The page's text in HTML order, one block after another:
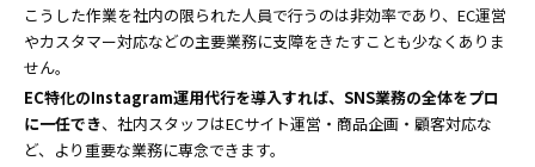
こうした作業を社内の限られた人員で行うのは非効率であり、EC運営
やカスタマー対応などの主要業務に支障をきたすことも少なくありま
せん。
EC特化のInstagram運用代行を導入すれば、SNS業務の全体をプロ
に一任でき、社内スタッフはECサイト運営・商品企画・顧客対応な
ど、より重要な業務に専念できます。